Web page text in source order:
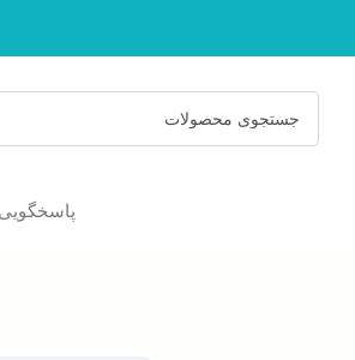
پاسخگویی 10 الی 15